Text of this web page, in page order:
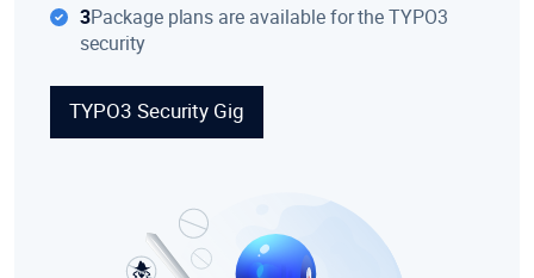
3Package plans are available for the TYPO3
security
TYPO3 Security Gig